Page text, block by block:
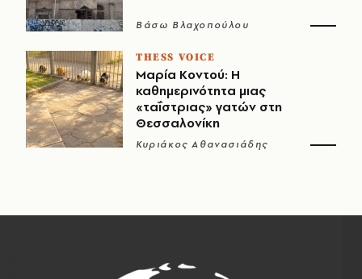
Βάσω Βλαχοπούλου
THESS VOICE
Μαρία Κοντού: Η
καθημερινότητα μιας
«ταΐστριας» γατών στη
Θεσσαλονίκη
Κυριάκος Αθανασιάδης